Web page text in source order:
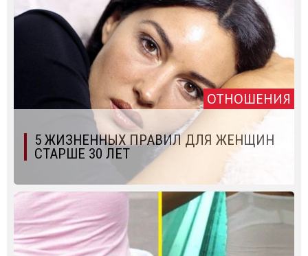
ОТНОШЕНИЯ
5 ЖИЗНЕННЫХ ПРАВИЛ ДЛЯ ЖЕНЩИН
СТАРШЕ 30 ЛЕТ